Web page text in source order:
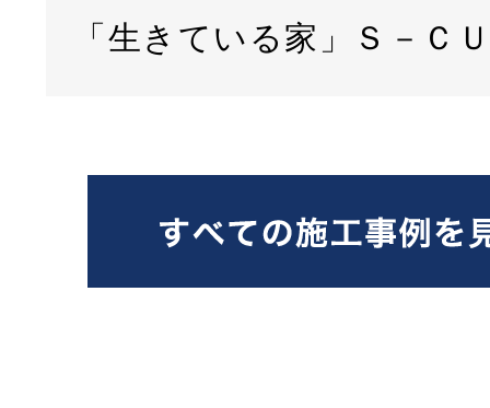
「生きている家」Ｓ－Ｃ